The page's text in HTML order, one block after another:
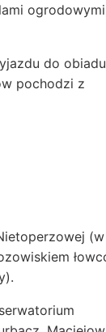
do obiadu
pochodzi z
(w